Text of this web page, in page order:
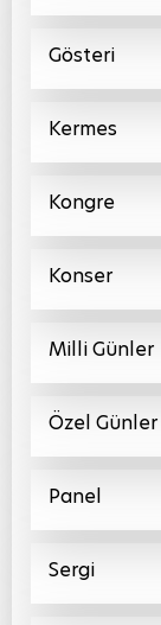
Gösteri
Kermes
Kongre
Konser
Milli Günler
Özel Günler
Panel
Sergi